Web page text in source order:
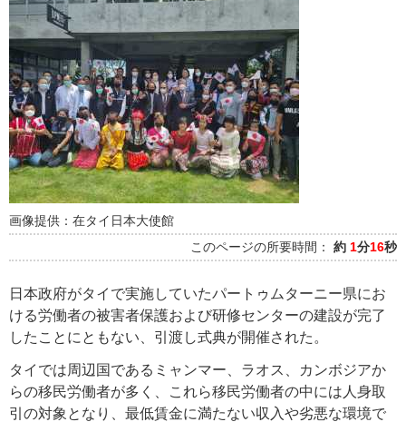
画像提供：在タイ日本大使館
このページの所要時間： 約 1分16秒
日本政府がタイで実施していたパートゥムターニー県にお
ける労働者の被害者保護および研修センターの建設が完了
したことにともない、引渡し式典が開催された。
タイでは周辺国であるミャンマー、ラオス、カンボジアか
らの移民労働者が多く、これら移民労働者の中には人身取
引の対象となり、最低賃金に満たない収入や劣悪な環境で